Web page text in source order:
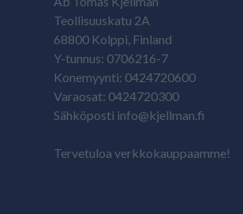
Teollisuuskatu 2A
68800 Kolppi, Finland
Y-tunnus: 0706216-7
Konemyynti: 0424720600
Varaosat: 0424720300
Sähköposti info@kjellman.fi
Tervetuloa verkkokauppaamme!